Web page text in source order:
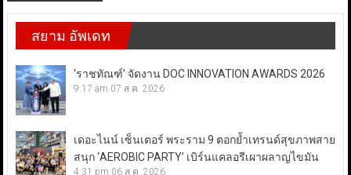
สยาม อัพเดท
‘ราชทัณฑ์’ จัดงาน DOC INNOVATION AWARDS 2026
9:17 am 07 ส.ค. 2026
เดอะไนน์ เซ็นเตอร์ พระราม 9 ตอกย้ำเทรนด์สุขภาพสาย
สนุก ‘AEROBIC PARTY’ เบิร์นแคลอรีเผาผลาญไขมัน
4:31 pm 06 ส.ค. 2026